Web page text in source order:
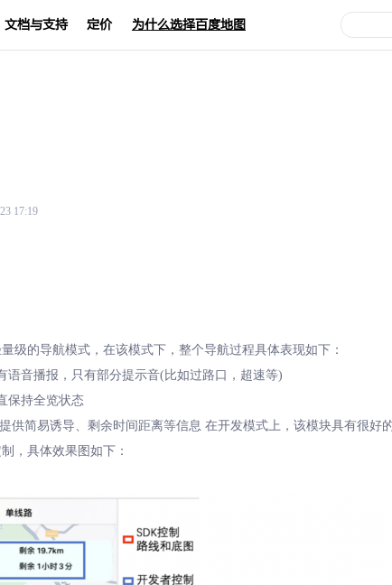
文档与支持 定价 为什么选择百度地图
17:19
级的导航模式，在该模式下，整个导航过程具体表现如下：
语音播报，只有部分提示音(比如过路口，超速等)
保持全览状态
提供简易诱导、剩余时间距离等信息 在开发模式上，该模块具有很
，具体效果图如下：